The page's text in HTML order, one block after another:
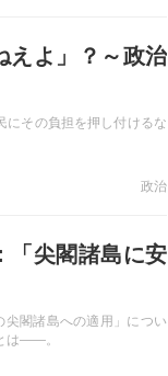
えよ」？～政治
にその負担を押し付けるな
政治
「尖閣諸島に安
閣諸島への適用」につい
は――。